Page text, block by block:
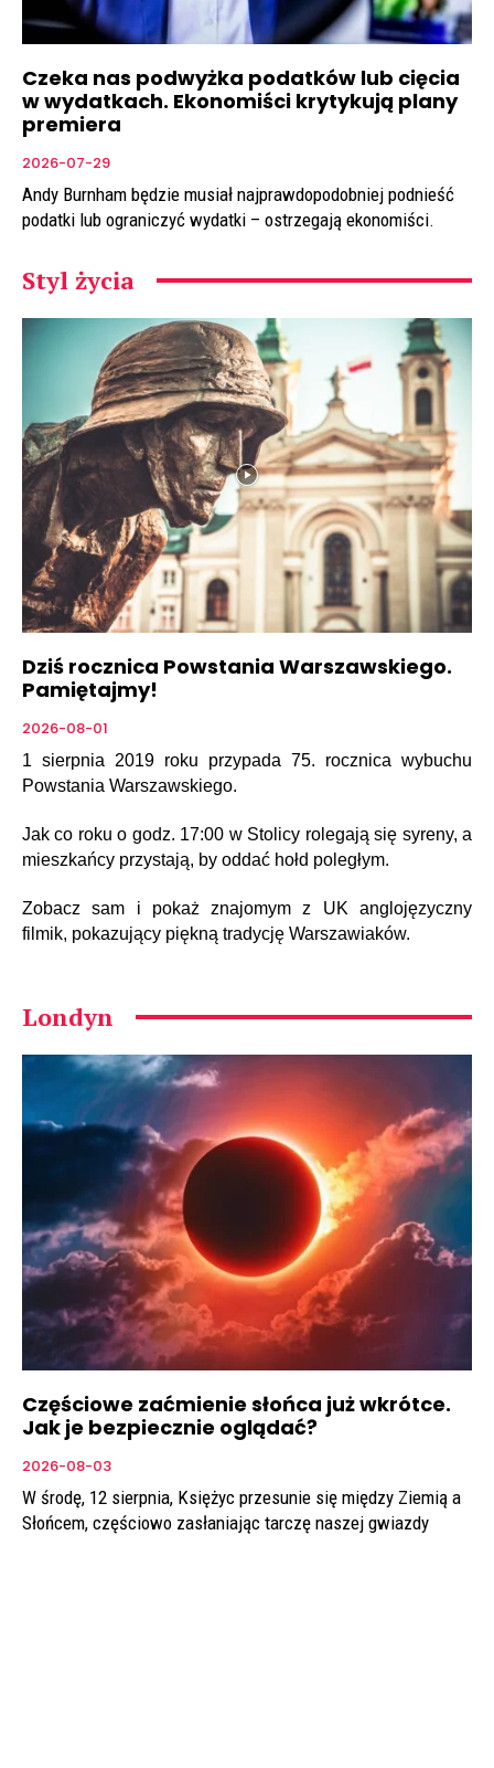
Czeka nas podwyżka podatków lub cięcia
w wydatkach. Ekonomiści krytykują plany
premiera
2026-07-29
Andy Burnham będzie musiał najprawdopodobniej podnieść
podatki lub ograniczyć wydatki – ostrzegają ekonomiści.
Styl życia
Dziś rocznica Powstania Warszawskiego.
Pamiętajmy!
2026-08-01
1 sierpnia 2019 roku przypada 75. rocznica wybuchu
Powstania Warszawskiego.
Jak co roku o godz. 17:00 w Stolicy rolegają się syreny, a
mieszkańcy przystają, by oddać hołd poległym.
Zobacz sam i pokaż znajomym z UK anglojęzyczny
filmik, pokazujący piękną tradycję Warszawiaków.
Londyn
Częściowe zaćmienie słońca już wkrótce.
Jak je bezpiecznie oglądać?
2026-08-03
W środę, 12 sierpnia, Księżyc przesunie się między Ziemią a
Słońcem, częściowo zasłaniając tarczę naszej gwiazdy